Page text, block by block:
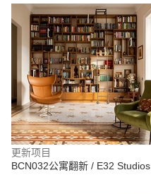
更新项目
BCN032公寓翻新 / E32 Studios